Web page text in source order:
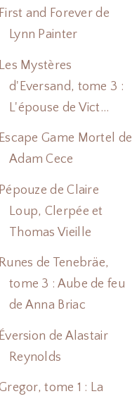
First and Forever de
Lynn Painter
Les Mystères
d'Eversand, tome 3 :
L'épouse de Vict...
Escape Game Mortel de
Adam Cece
Pépouze de Claire
Loup, Clerpée et
Thomas Vieille
Runes de Tenebräe,
tome 3 : Aube de feu
de Anna Briac
Éversion de Alastair
Reynolds
tome 1 : La